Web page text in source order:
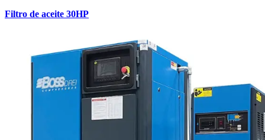
Filtro de aceite 30HP